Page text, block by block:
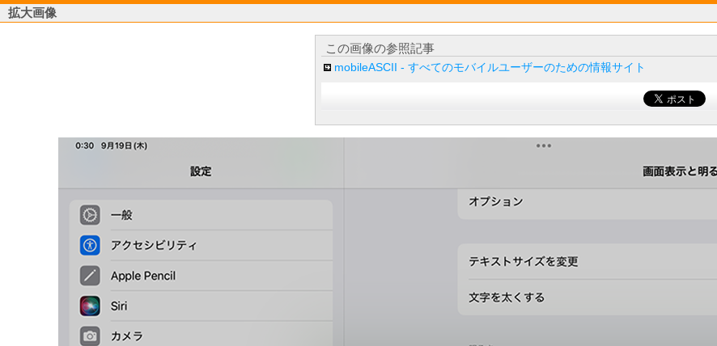
拡大画像
この画像の参照記事
mobileASCII - すべてのモバイルユーザーのための情報サイト